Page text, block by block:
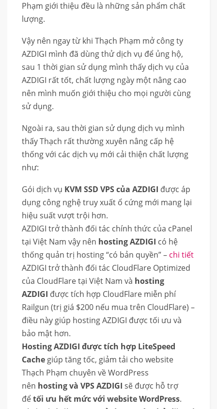
Phạm giới thiệu đều là những sản phẩm chất
lượng.
Vậy nên ngay từ khi Thạch Phạm mở công ty
AZDIGI mình đã dùng thử dịch vụ để ủng hộ,
sau 1 thời gian sử dụng mình thấy dịch vụ của
AZDIGI rất tốt, chất lượng ngày một nâng cao
nên mình muốn giới thiệu cho mọi người cùng
sử dụng.
Ngoài ra, sau thời gian sử dụng dịch vụ mình
thấy Thạch rất thường xuyên nâng cấp hệ
thống với các dịch vụ mới cải thiện chất lượng
như:
Gói dịch vụ KVM SSD VPS của AZDIGI được áp
dụng công nghệ truy xuất ổ cứng mới mang lại
hiệu suất vượt trội hơn.
AZDIGI trở thành đối tác chính thức của cPanel
tại Việt Nam vậy nên hosting AZDIGI có hệ
thống quản trị hosting “có bản quyền” – chi tiết
AZDIGI trở thành đối tác CloudFlare Optimized
của CloudFlare tại Việt Nam và hosting
AZDIGI được tích hợp CloudFlare miễn phí
Railgun (trị giá $200 nếu mua trên CloudFlare) –
điều này giúp hosting AZDIGI được tối ưu và
bảo mật hơn.
Hosting AZDIGI được tích hợp LiteSpeed
Cache giúp tăng tốc, giảm tải cho website
Thạch Phạm chuyên về WordPress
nên hosting và VPS AZDIGI sẽ được hỗ trợ
đểtối ưu hết mức với website WordPress.